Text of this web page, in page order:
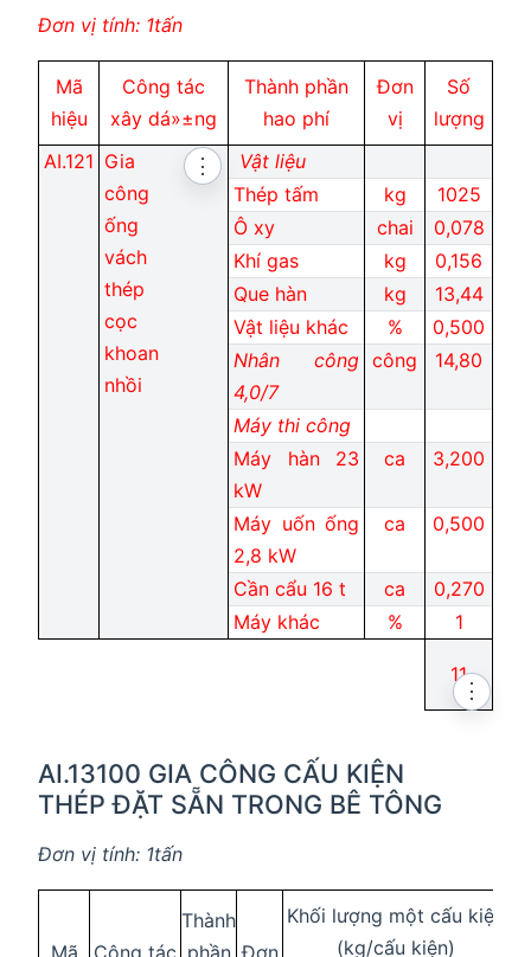
Đơn vị tính: 1tấn
Mã
hiệu
Công tác
xây dá»±ng
Thành phần
hao phí
Đơn
vị
Số
lượng
AI.121 Gia
công
ống
vách
thép
cọc
khoan
nhồi
⋮
Vật liệu
Thép tấm
kg
1025
Ô xy
chai
0,078
Khí gas
kg
0,156
Que hàn
kg
13,44
Vật liệu khác
%
0,500
Nhân công
4,0/7
công 14,80
Máy thi công
Máy hàn 23
kW
ca 3,200
Máy uốn ống
2,8 kW
ca 0,500
Cần cẩu 16 t ca
0,270
Máy khác
% 1
11
AI.13100 GIA CÔNG CẤU KIỆN
THÉP ĐẶT SẴN TRONG BÊ TÔNG
⋮
Đơn vị tính: 1tấn
Mã Công tác
Thành
phần Đơn
Khối lượng một cấu kiện
(kg/cấu kiện)